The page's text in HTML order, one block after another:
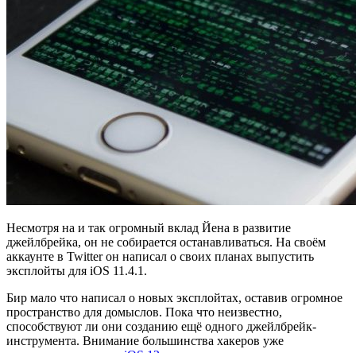
Несмотря на и так огромный вклад Йена в развитие
джейлбрейка, он не собирается останавливаться. На своём
аккаунте в Twitter он написал о своих планах выпустить
эксплойты для iOS 11.4.1.
Бир мало что написал о новых эксплойтах, оставив огромное
пространство для домыслов. Пока что неизвестно,
способствуют ли они созданию ещё одного джейлбрейк-
инструмента. Внимание большинства хакеров уже